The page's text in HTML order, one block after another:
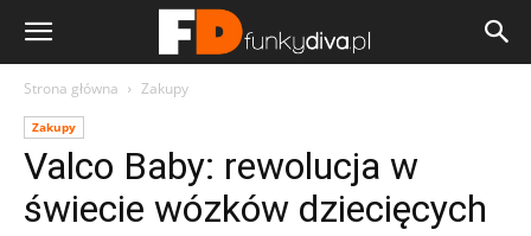
Strona główna Zakupy
Zakupy
Valco Baby: rewolucja w
świecie wózków dziecięcych